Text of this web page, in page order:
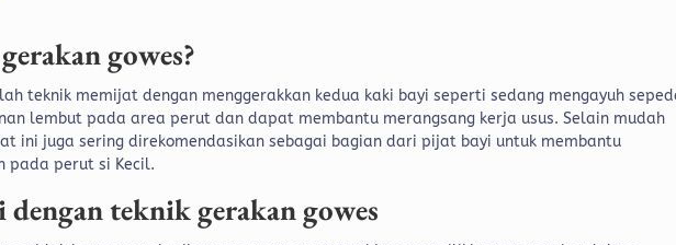
gowes?
teknik memijat dengan menggerakkan kedua kaki bayi seperti sedang mengayuh
lembut pada area perut dan dapat membantu merangsang kerja usus. Selain mudah
ini juga sering direkomendasikan sebagai bagian dari pijat bayi untuk membantu
pada perut si Kecil.
teknik gerakan gowes